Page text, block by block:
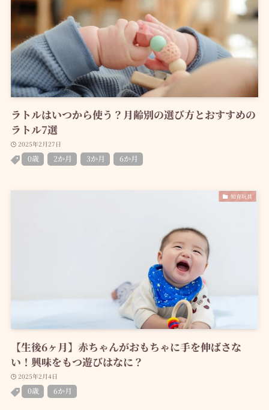
ラトルはいつから使う？月齢別の選び方とおすすめの
ラトル7選
2025年2月27日
0歳 2か月 3か月 6か月
知育玩具
【生後6ヶ月】赤ちゃんがおもちゃに手を伸ばさな
い！興味をもつ遊びはなに？
2025年2月4日
0歳 6か月